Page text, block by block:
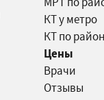
КТ у метро
КТ по
Цены
Врачи
Отзывы